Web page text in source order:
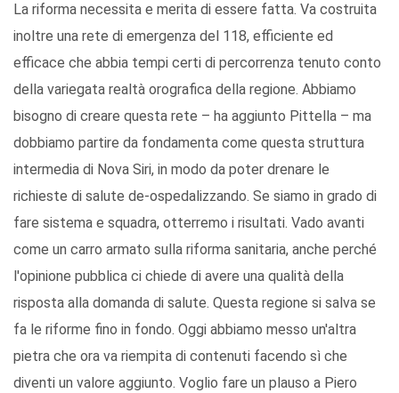
La riforma necessita e merita di essere fatta. Va costruita
inoltre una rete di emergenza del 118, efficiente ed
efficace che abbia tempi certi di percorrenza tenuto conto
della variegata realtà orografica della regione. Abbiamo
bisogno di creare questa rete – ha aggiunto Pittella – ma
dobbiamo partire da fondamenta come questa struttura
intermedia di Nova Siri, in modo da poter drenare le
richieste di salute de-ospedalizzando. Se siamo in grado di
fare sistema e squadra, otterremo i risultati. Vado avanti
come un carro armato sulla riforma sanitaria, anche perché
l'opinione pubblica ci chiede di avere una qualità della
risposta alla domanda di salute. Questa regione si salva se
fa le riforme fino in fondo. Oggi abbiamo messo un'altra
pietra che ora va riempita di contenuti facendo sì che
diventi un valore aggiunto. Voglio fare un plauso a Piero